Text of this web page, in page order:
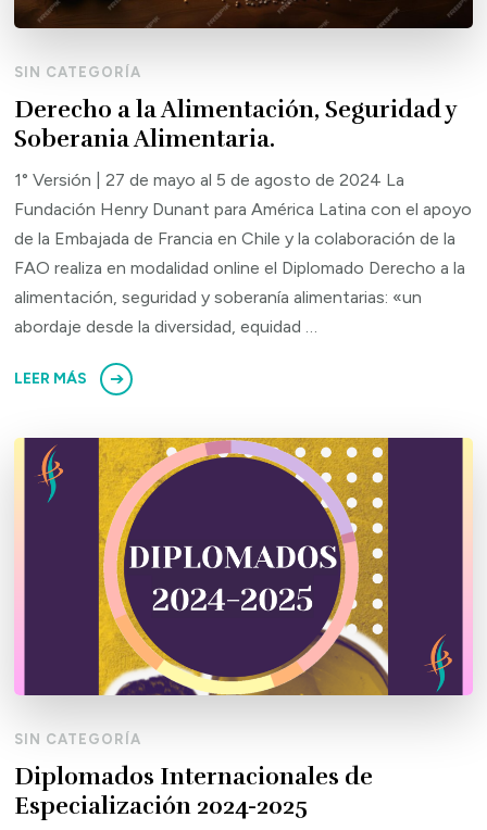
SIN CATEGORÍA
Derecho a la Alimentación, Seguridad y
Soberania Alimentaria.
1° Versión | 27 de mayo al 5 de agosto de 2024 La
Fundación Henry Dunant para América Latina con el apoyo
de la Embajada de Francia en Chile y la colaboración de la
FAO realiza en modalidad online el Diplomado Derecho a la
alimentación, seguridad y soberanía alimentarias: «un
abordaje desde la diversidad, equidad …
LEER MÁS
SIN CATEGORÍA
Diplomados Internacionales de
Especialización 2024-2025